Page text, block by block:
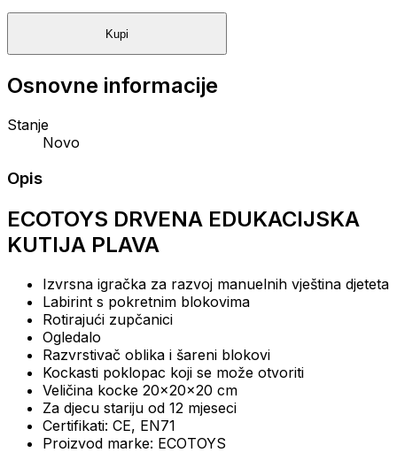
Kupi
Osnovne informacije
Stanje
Novo
Opis
ECOTOYS DRVENA EDUKACIJSKA
KUTIJA PLAVA
Izvrsna igračka za razvoj manuelnih vještina djeteta
Labirint s pokretnim blokovima
Rotirajući zupčanici
Ogledalo
Razvrstivač oblika i šareni blokovi
Kockasti poklopac koji se može otvoriti
Veličina kocke 20x20x20 cm
Za djecu stariju od 12 mjeseci
Certifikati: CE, EN71
Proizvod marke: ECOTOYS